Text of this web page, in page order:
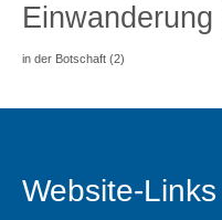
Einwanderung
in der Botschaft (2)
Website-Links